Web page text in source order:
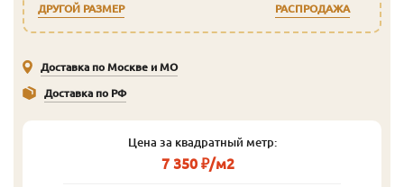
ДРУГОЙ РАЗМЕР
РАСПРОДАЖА
Доставка по Москве и МО
Доставка по РФ
Цена за квадратный метр:
7 350 ₽/м2